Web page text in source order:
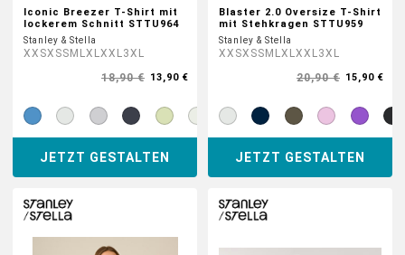
Iconic Breezer T-Shirt mit
lockerem Schnitt STTU964
Stanley & Stella
XXSXSSM L XL XXL 3XL
18,90 € 13,90 €
JETZT GESTALTEN
Blaster 2.0 Oversize T-Shirt
mit Stehkragen STTU959
Stanley & Stella
XXSXSSM L XL XXL 3XL
20,90 € 15,90 €
JETZT GESTALTEN